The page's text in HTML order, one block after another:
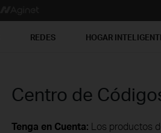
REDES HOGAR
Centro de
Tenga en Cuenta: Los productos